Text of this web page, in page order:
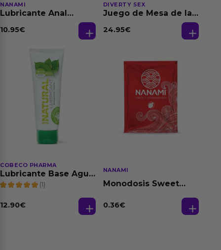
NANAMI
Lubricante Anal
Dilatación Base Agua
10.95€
DIVERTY SEX
Juego de Mesa de las
24.95€
COBECO PHARMA
Lubricante Base Agua
100% Natural 125 ml
(1)
12.90€
NANAMI
Monodosis Sweet
0.36€